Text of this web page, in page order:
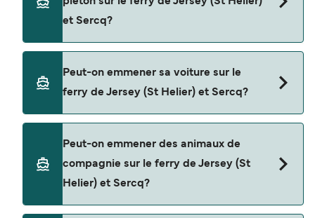
consultez notre page d'offres pour consulter les
dernières promotions disponibles.
et Sercq?
piéton de Jersey (St Helier) à Sercq avec
Peut-on emmener sa voiture sur le
ferry de Jersey (St Helier) et Sercq?
ferry entre Jersey (St Helier) et Sercq.
Peut-on emmener des animaux de
compagnie sur le ferry de Jersey (St
Helier) et Sercq?